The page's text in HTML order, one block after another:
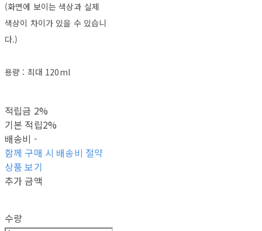
(화면에 보이는 색상과 실제
색상이 차이가 있을 수 있습니
다.)
용량 : 최대 120ml
적립금 2%
기본 적립2%
배송비 -
함께 구매 시 배송비 절약
상품 보기
추가 금액
수량